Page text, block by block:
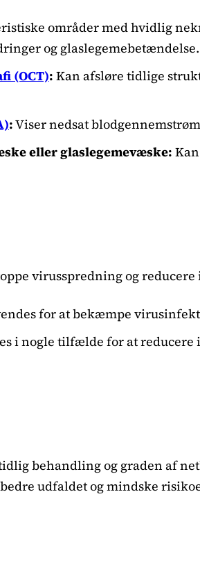
områder med hvidlig
og glaslegemebetændelse.
(OCT): Kan afsløre tidlige
:Viser nedsat
eller glaslegemevæske:
virusspredning og
for at bekæmpe
i nogle tilfælde for at
behandling og graden af
udfaldet og mindske